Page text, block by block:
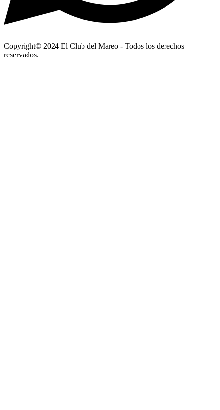
Copyright© 2024 El Club del Mareo - Todos los derechos
reservados.